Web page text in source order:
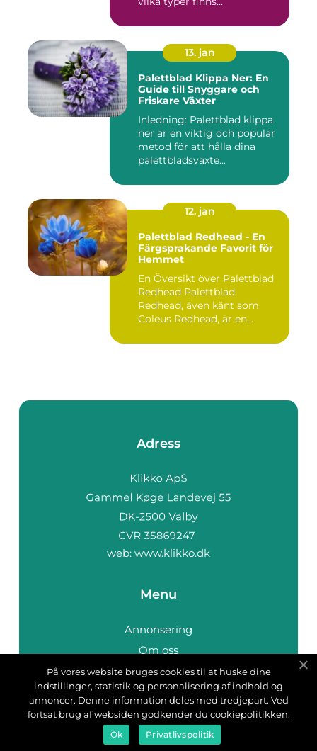
13. jan
Palettblad Klippa Ner: En
Guide till Snyggare och
Friskare Växter
Inledning: Palettblad klippa
ner är en viktig och populär
metod för att hålla dina
palettbladsväxte...
12. jan
Palettblad Redhead - En
Färgsprakande Favorit för
Hemmet
En Översikt över Palettblad
Redhead Palettblad
Redhead, även känt som
Coleus Redhead, är en
Adress
web: www.klikko.dk
Menu
Annonsering
Om oss
Cookies
Kontakta oss
Sitemap
På vores website bruges cookies til at huske dine
indstillinger, statistik og personalisering af indhold og
annoncer. Denne information deles med tredjepart. Ved
fortsat brug af websiden godkender du cookiepolitikken.
Ok Privatlivspolitik